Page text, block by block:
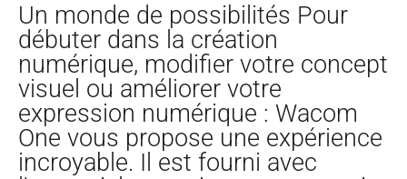
Un monde de possibilités Pour
débuter dans la création
numérique, modifier votre concept
visuel ou améliorer votre
expression numérique : Wacom
One vous propose une expérience
incroyable. Il est fourni avec